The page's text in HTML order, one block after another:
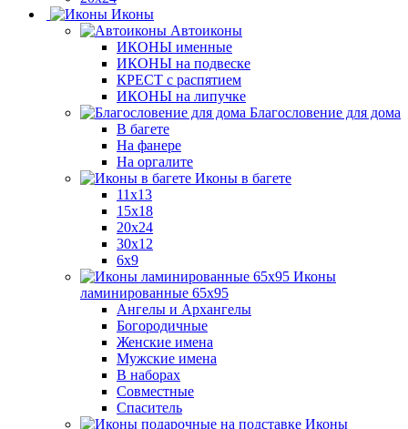
Иконы
Автоиконы
ИКОНЫ именные
ИКОНЫ на подвеске
КРЕСТ с распятием
ИКОНЫ на липучке
Благословение для дома
В багете
На фанере
На оргалите
Иконы в багете
11x13
15x18
20x24
30х12
6x9
Иконы
ламинированные 65x95
Ангелы и Архангелы
Богородичные
Женские имена
Мужские имена
В наборах
Совместные
Спаситель
Иконы